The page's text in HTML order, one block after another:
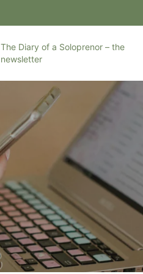
The Diary of a Soloprenor – the
newsletter